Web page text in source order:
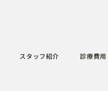
スタッフ紹介 診療費用